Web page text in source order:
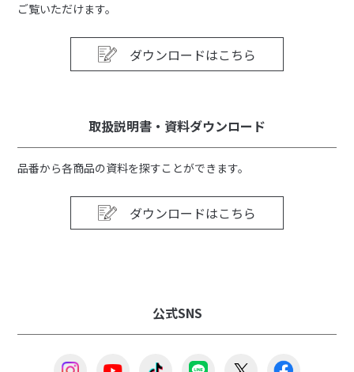
ご覧いただけます。
ダウンロードはこちら
取扱説明書・資料ダウンロード
品番から各商品の資料を探すことができます。
ダウンロードはこちら
公式SNS